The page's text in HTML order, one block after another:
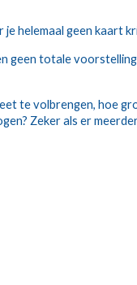
je helemaal geen kaart
geen totale
te volbrengen, hoe
Zeker als er